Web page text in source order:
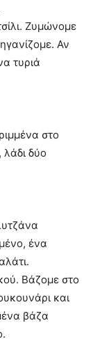
Ζυμώνομε
Αν
τυριά
στο
λάδι δύο
ένα
Βάζομε στο
και
βάζα